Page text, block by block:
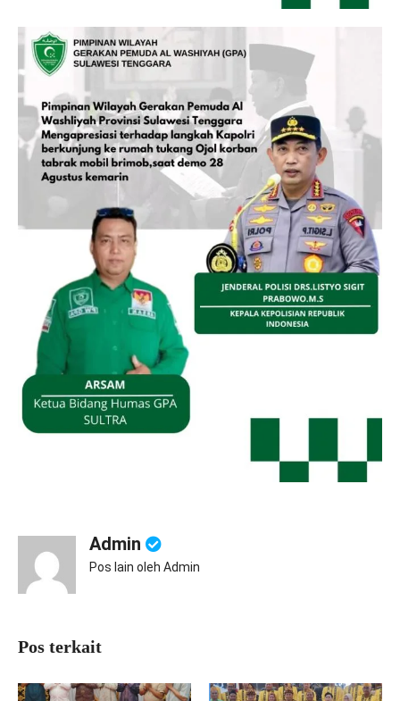
Admin
Pos lain oleh Admin
Pos terkait